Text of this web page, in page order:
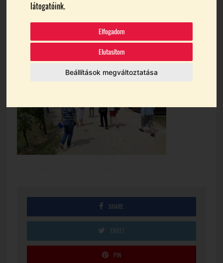
látogatóink.
Elfogadom
Elutasítom
Beállítások megváltoztatása
BBB_2008
SHARE
TWEET
PIN